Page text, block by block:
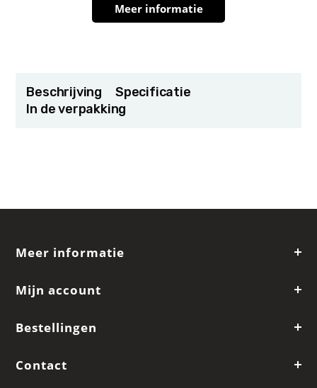
Meer informatie
Beschrijving
Specificatie
In de verpakking
Meer informatie
Mijn account
Bestellingen
Contact